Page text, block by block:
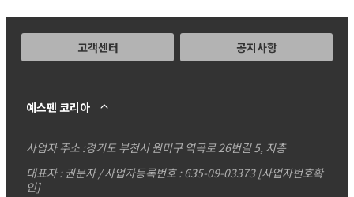
고객센터 공지사항
예스펜 코리아
사업자 주소 :경기도 부천시 원미구 역곡로 26번길 5, 지층
대표자 : 권문자 / 사업자등록번호 : 635-09-03373 [사업자번호확
인]